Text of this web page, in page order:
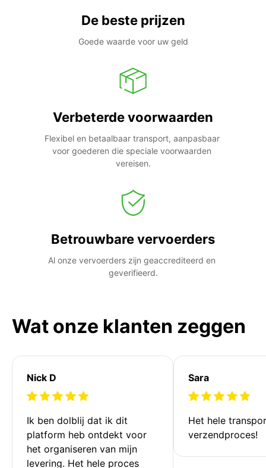
De beste prijzen
Goede waarde voor uw geld
Verbeterde voorwaarden
Flexibel en betaalbaar transport, aanpasbaar
voor goederen die speciale voorwaarden
vereisen.
Betrouwbare vervoerders
Al onze vervoerders zijn geaccrediteerd en
geverifieerd.
Wat onze klanten zeggen
Nick D
Ik ben dolblij dat ik dit
platform heb ontdekt voor
het organiseren van mijn
levering. Het hele proces
Sara
Het hele
verzendproces!